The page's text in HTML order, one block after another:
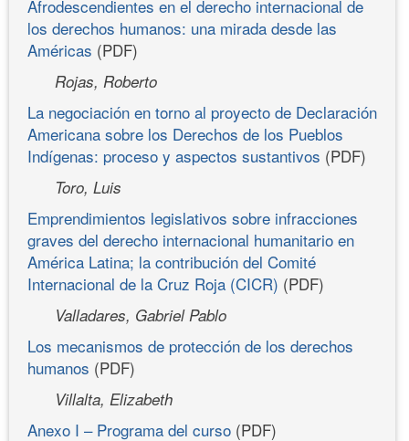
Afrodescendientes en el derecho internacional de
los derechos humanos: una mirada desde las
Américas (PDF)
Rojas, Roberto
La negociación en torno al proyecto de Declaración
Americana sobre los Derechos de los Pueblos
Indígenas: proceso y aspectos sustantivos (PDF)
Toro, Luis
Emprendimientos legislativos sobre infracciones
graves del derecho internacional humanitario en
América Latina; la contribución del Comité
Internacional de la Cruz Roja (CICR) (PDF)
Valladares, Gabriel Pablo
Los mecanismos de protección de los derechos
humanos (PDF)
Villalta, Elizabeth
Anexo I – Programa del curso (PDF)